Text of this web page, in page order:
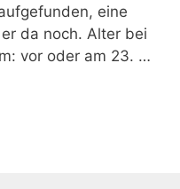
eine
da noch. Alter bei
vor oder am 23. …